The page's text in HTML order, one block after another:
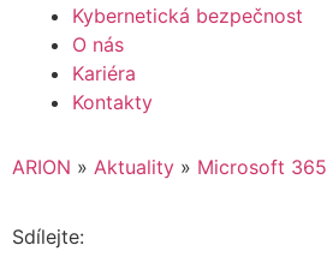
Kybernetická bezpečnost
O nás
Kariéra
Kontakty
ARION » Aktuality » Microsoft 365
Sdílejte: